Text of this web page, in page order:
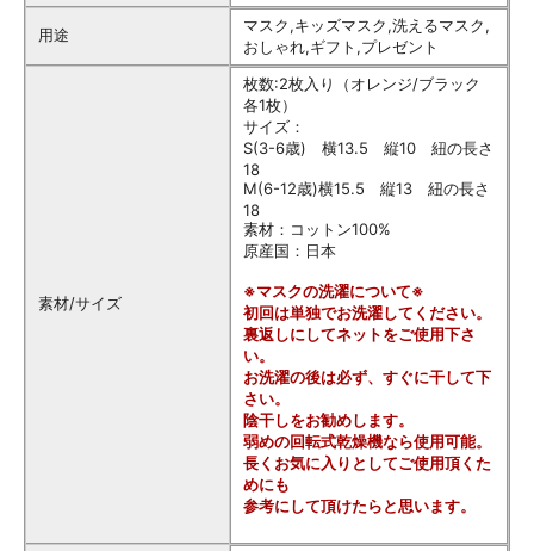
用途
マスク,キッズマスク,洗えるマスク,
おしゃれ,ギフト,プレゼント
素材/サイズ
枚数:2枚入り（オレンジ/ブラック
各1枚）
サイズ：
S(3-6歳) 横13.5 縦10 紐の長さ
18
M(6-12歳)横15.5 縦13 紐の長さ
18
素材：コットン100%
原産国：日本
※マスクの洗濯について※
初回は単独でお洗濯してください。
裏返しにしてネットをご使用下さ
い。
お洗濯の後は必ず、すぐに干して下
さい。
陰干しをお勧めします。
弱めの回転式乾燥機なら使用可能。
長くお気に入りとしてご使用頂くた
めにも
参考にして頂けたらと思います。